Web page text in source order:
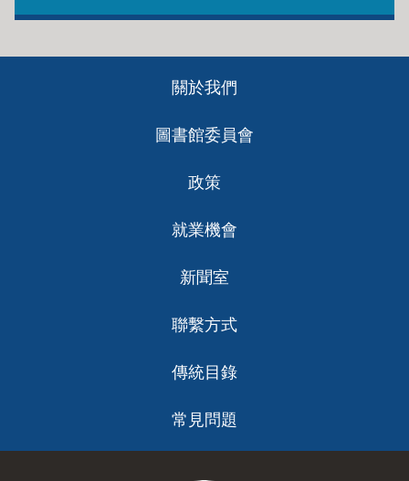
關於我們
圖書館委員會
政策
就業機會
新聞室
聯繫方式
傳統目錄
常見問題